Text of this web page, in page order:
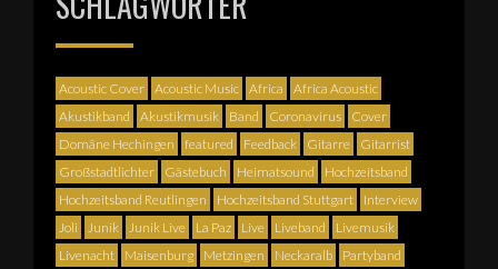
Acoustic Cover Acoustic Music Africa
Africa Acoustic
Akustikband
Akustikmusik Band Coronavirus
Cover
Domäne Hechingen
featured Feedback Gitarre
Gitarrist
Großstadtlichter
Gästebuch Heimatsound
Hochzeitsband
Hochzeitsband Reutlingen
Hochzeitsband Stuttgart
Interview
Joli
Junik Junik Live La Paz Live Liveband
Livemusik
Livenacht
Maisenburg Metzingen Neckaralb Partyband